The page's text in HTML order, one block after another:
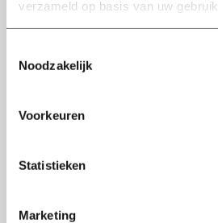
verzameld op basis van uw
Noodzakelijk
Voorkeuren
Statistieken
Marketing